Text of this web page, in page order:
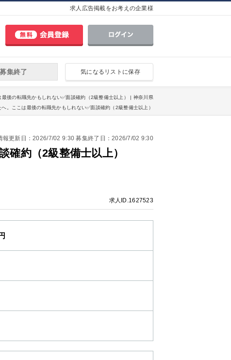
求人広告掲載をお考えの企業様
気になるリストに保存
募集終了
後の転職先かもしれない✅面談確約（2級整備士以上） | 神奈川県
。ここは最後の転職先かもしれない✅面談確約（2級整備士以上）
報更新日：2026/7/02 9:30 募集終了日：2026/7/02 9:30
約（2級整備士以上）
求人ID.1627523